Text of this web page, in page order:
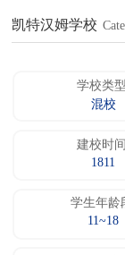
凯特汉姆学校
学校类
混校
建校时
1811
学生年龄
11~18